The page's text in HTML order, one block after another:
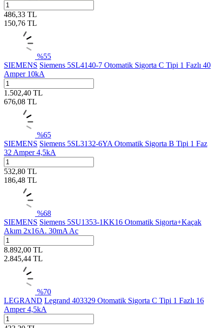
486,33 TL
150,76 TL
%55
SIEMENS Siemens 5SL4140-7 Otomatik Sigorta C Tipi 1 Fazlı 40
Amper 10kA
1.502,40 TL
676,08 TL
%65
SIEMENS Siemens 5SL3132-6YA Otomatik Sigorta B Tipi 1 Faz
32 Amper 4,5kA
532,80 TL
186,48 TL
%68
SIEMENS Siemens 5SU1353-1KK16 Otomatik Sigorta+Kaçak
Akım 2x16A. 30mA Ac
8.892,00 TL
2.845,44 TL
%70
LEGRAND Legrand 403329 Otomatik Sigorta C Tipi 1 Fazlı 16
Amper 4,5kA